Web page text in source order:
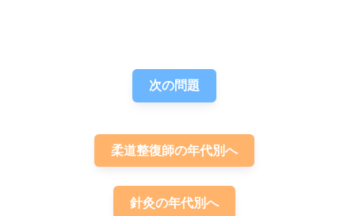
次の問題
柔道整復師の年代別へ
針灸の年代別へ